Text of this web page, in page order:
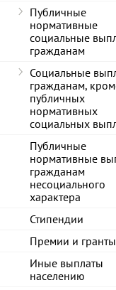
Публичные
нормативные
социальные
гражданам
Социальные
гражданам,
публичных
нормативных
социальных
Публичные
нормативные
гражданам
несоциального
характера
Стипендии
Премии и гранты
Иные выплаты
населению